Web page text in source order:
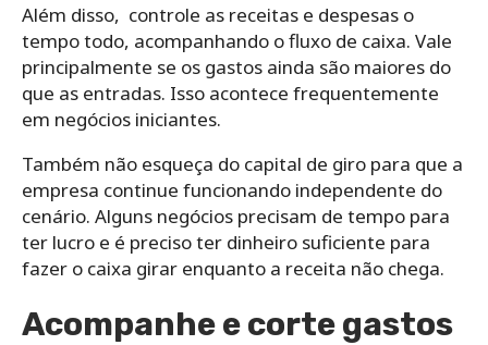
Além disso, controle as receitas e despesas o
tempo todo, acompanhando o fluxo de caixa. Vale
principalmente se os gastos ainda são maiores do
que as entradas. Isso acontece frequentemente
em negócios iniciantes.
Também não esqueça do capital de giro para que a
empresa continue funcionando independente do
cenário. Alguns negócios precisam de tempo para
ter lucro e é preciso ter dinheiro suficiente para
fazer o caixa girar enquanto a receita não chega.
Acompanhe e corte gastos